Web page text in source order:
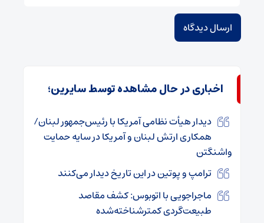
اخباری در حال مشاهده توسط سایرین؛
دیدار هیأت نظامی آمریکا با رئیس‌جمهور لبنان/
همکاری ارتش لبنان و آمریکا در سایه حمایت
واشنگتن
ترامپ و پوتین در این تاریخ دیدار می‌کنند
ماجراجویی با اتوبوس: کشف مقاصد
طبیعت‌گردی کمترشناخته‌شده